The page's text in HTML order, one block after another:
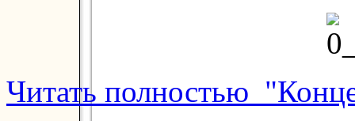
Читать полностью